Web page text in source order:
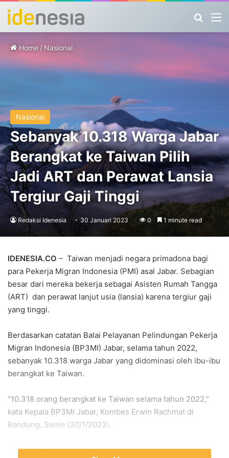
Home / Nasional
Nasional
Sebanyak 10.318 Warga Jabar
Berangkat ke Taiwan Pilih
Jadi ART dan Perawat Lansia
Tergiur Gaji Tinggi
Redaksi Idenesia 30 Januari 2023 0 1 minute read
IDENESIA.CO – Taiwan menjadi negara primadona bagi
para Pekerja Migran Indonesia (PMI) asal Jabar. Sebagian
besar dari mereka bekerja sebagai Asisten Rumah Tangga
(ART) dan perawat lanjut usia (lansia) karena tergiur gaji
yang tinggi.
Berdasarkan catatan Balai Pelayanan Pelindungan Pekerja
Migran Indonesia (BP3MI) Jabar, selama tahun 2022,
sebanyak 10.318 warga Jabar yang didominasi oleh ibu-ibu
berangkat ke Taiwan.
“10.318 orang berangkat ke Taiwan selama tahun 2022,”
kata Kepala BP3MI Jabar, Kombes Erwin Rachmat di
Bandung, Senin (30/1/2023).
Menurut Erwin, tingginya minta warga Jabar bekerja di